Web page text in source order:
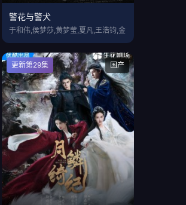
警花与警犬
于和伟,侯梦莎,黄梦莹,夏凡,王浩钧,金
国产
更新第29集